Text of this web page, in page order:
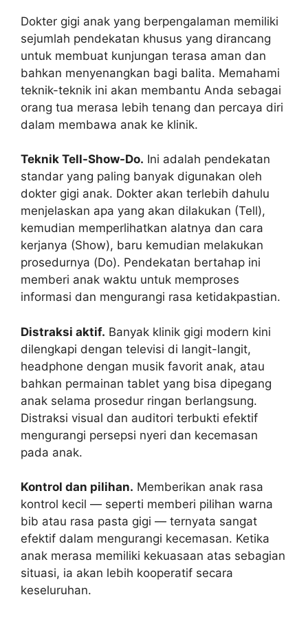
Dokter gigi anak yang berpengalaman memiliki
sejumlah pendekatan khusus yang dirancang
untuk membuat kunjungan terasa aman dan
bahkan menyenangkan bagi balita. Memahami
teknik-teknik ini akan membantu Anda sebagai
orang tua merasa lebih tenang dan percaya diri
dalam membawa anak ke klinik.
Teknik Tell-Show-Do. Ini adalah pendekatan
standar yang paling banyak digunakan oleh
dokter gigi anak. Dokter akan terlebih dahulu
menjelaskan apa yang akan dilakukan (Tell),
kemudian memperlihatkan alatnya dan cara
kerjanya (Show), baru kemudian melakukan
prosedurnya (Do). Pendekatan bertahap ini
memberi anak waktu untuk memproses
informasi dan mengurangi rasa ketidakpastian.
Distraksi aktif. Banyak klinik gigi modern kini
dilengkapi dengan televisi di langit-langit,
headphone dengan musik favorit anak, atau
bahkan permainan tablet yang bisa dipegang
anak selama prosedur ringan berlangsung.
Distraksi visual dan auditori terbukti efektif
mengurangi persepsi nyeri dan kecemasan
pada anak.
Kontrol dan pilihan. Memberikan anak rasa
kontrol kecil — seperti memberi pilihan warna
bib atau rasa pasta gigi — ternyata sangat
efektif dalam mengurangi kecemasan. Ketika
anak merasa memiliki kekuasaan atas sebagian
situasi, ia akan lebih kooperatif secara
keseluruhan.